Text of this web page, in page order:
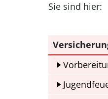
Sie sind hier: